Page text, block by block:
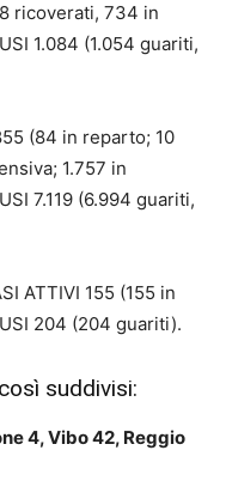
ricoverati, 734 in
1.084 (1.054 guariti,
(84 in reparto; 10
1.757 in
7.119 (6.994 guariti,
ATTIVI 155 (155 in
204 (204 guariti).
suddivisi:
4, Vibo 42, Reggio